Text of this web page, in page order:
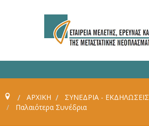
ΑΡΧΙΚΗ
ΣΥΝΈΔΡΙΑ - ΕΚΔΗΛΏΣΕΙΣ
Παλαιότερα Συνέδρια